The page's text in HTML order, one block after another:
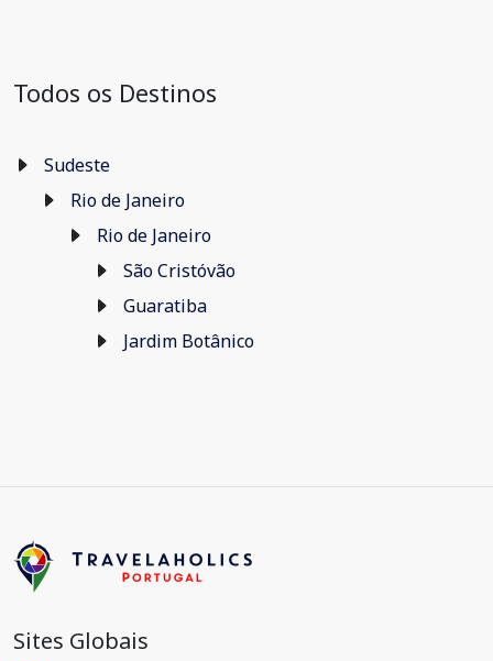
Todos os Destinos
Sudeste
Rio de Janeiro
Rio de Janeiro
São Cristóvão
Guaratiba
Jardim Botânico
Sites Globais